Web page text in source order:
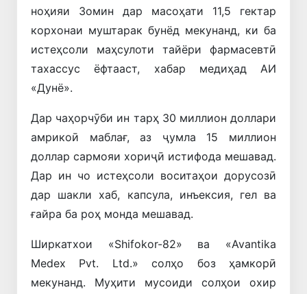
ноҳияи Зомин дар масоҳати 11,5 гектар
корхонаи муштарак бунёд мекунанд, ки ба
истеҳсоли маҳсулоти тайёри фармасевтӣ
тахассус ёфтааст, хабар медиҳад АИ
«Дунё».
Дар чаҳорчӯби ин тарҳ 30 миллион доллари
амрикоӣ маблағ, аз ҷумла 15 миллион
доллар сармояи хориҷӣ истифода мешавад.
Дар ин чо истеҳсоли воситаҳои дорусозӣ
дар шакли хаб, капсула, инъексия, гел ва
ғайра ба роҳ монда мешавад.
Ширкатхои «Shifokor-82» ва «Avantika
Medex Pvt. Ltd.» солҳо боз ҳамкорӣ
мекунанд. Муҳити мусоиди солҳои охир